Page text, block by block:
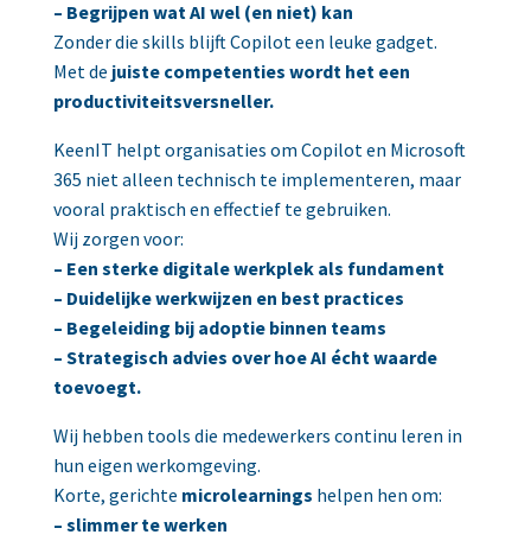
– Begrijpen wat AI wel (en niet) kan
Zonder die skills blijft Copilot een leuke gadget.
Met de juiste competenties wordt het een
productiviteitsversneller.
KeenIT helpt organisaties om Copilot en Microsoft
365 niet alleen technisch te implementeren, maar
vooral praktisch en effectief te gebruiken.
Wij zorgen voor:
– Een sterke digitale werkplek als fundament
– Duidelijke werkwijzen en best practices
– Begeleiding bij adoptie binnen teams
– Strategisch advies over hoe AI écht waarde
toevoegt.
Wij hebben tools die medewerkers continu leren in
hun eigen werkomgeving.
Korte, gerichte microlearnings helpen hen om:
– slimmer te werken